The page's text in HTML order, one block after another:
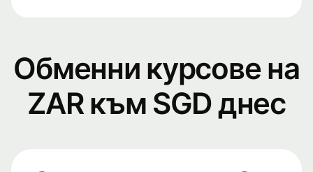
Обменни курсове на
ZAR към SGD днес